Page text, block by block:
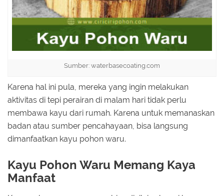
Sumber: waterbasecoating.com
Karena hal ini pula, mereka yang ingin melakukan
aktivitas di tepi perairan di malam hari tidak perlu
membawa kayu dari rumah. Karena untuk memanaskan
badan atau sumber pencahayaan, bisa langsung
dimanfaatkan kayu pohon waru.
Kayu Pohon Waru Memang Kaya
Manfaat